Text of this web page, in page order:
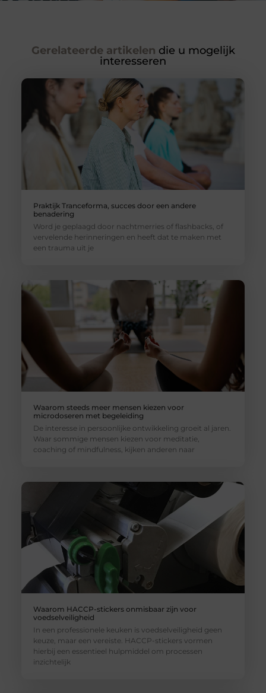
Gerelateerde artikelen die u mogelijk
interesseren
Praktijk Tranceforma, succes door een andere
benadering
Word je geplaagd door nachtmerries of flashbacks, of
vervelende herinneringen en heeft dat te maken met
een trauma uit je
Waarom steeds meer mensen kiezen voor
microdoseren met begeleiding
De interesse in persoonlijke ontwikkeling groeit al jaren.
Waar sommige mensen kiezen voor meditatie,
coaching of mindfulness, kijken anderen naar
Waarom HACCP-stickers onmisbaar zijn voor
voedselveiligheid
In een professionele keuken is voedselveiligheid geen
keuze, maar een vereiste. HACCP-stickers vormen
hierbij een essentieel hulpmiddel om processen
inzichtelijk